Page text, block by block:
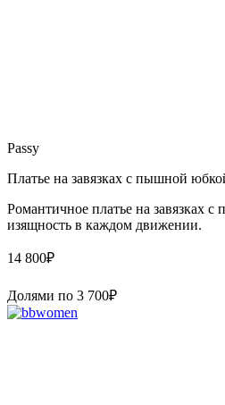
Passy
Платье на завязках с пышной
Романтичное платье на завязках
изящность в каждом движении.
14 800₽
Долями по 3 700₽